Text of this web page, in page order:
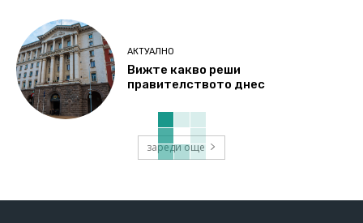
АКТУАЛНО
Вижте какво реши
правителството днес
зареди още